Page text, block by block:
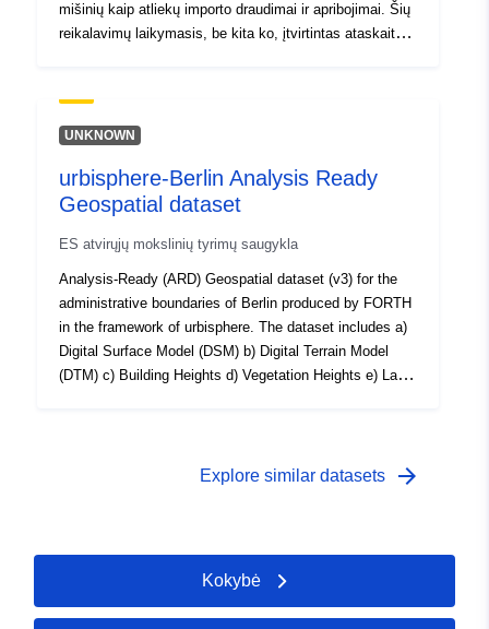
mišinių kaip atliekų importo draudimai ir apribojimai. Šių
reikalavimų laikymasis, be kita ko, įtvirtintas ataskaitų
numatomų apdorojimo operacijų apskaitą.
UNKNOWN
urbisphere-Berlin Analysis Ready
Geospatial dataset
ES atvirųjų mokslinių tyrimų saugykla
Analysis-Ready (ARD) Geospatial dataset (v3) for the
administrative boundaries of Berlin produced by FORTH
in the framework of urbisphere. The dataset includes a)
Digital Surface Model (DSM) b) Digital Terrain Model
(DTM) c) Building Heights d) Vegetation Heights e) Land
7=Water) in raster format (.tif). Resolution: 1mCRS:
Explore similar datasets arrow_forward
Kokybė